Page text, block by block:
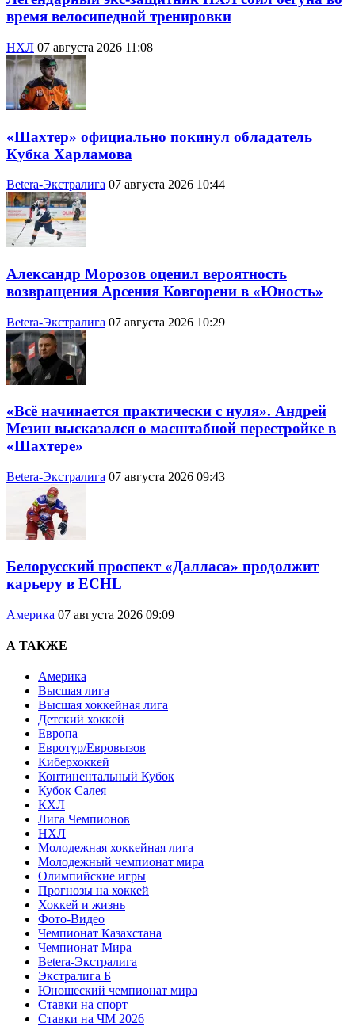
время велосипедной тренировки
НХЛ 07 августа 2026 11:08
«Шахтер» официально покинул обладатель
Кубка Харламова
Betera-Экстралига 07 августа 2026 10:44
Александр Морозов оценил вероятность
возвращения Арсения Ковгорени в «Юность»
Betera-Экстралига 07 августа 2026 10:29
«Всё начинается практически с нуля». Андрей
Мезин высказался о масштабной перестройке в
«Шахтере»
Betera-Экстралига 07 августа 2026 09:43
Белорусский проспект «Далласа» продолжит
карьеру в ECHL
Америка 07 августа 2026 09:09
А ТАКЖЕ
Америка
Высшая лига
Высшая хоккейная лига
Детский хоккей
Европа
Евротур/Евровызов
Киберхоккей
Континентальный Кубок
Кубок Салея
КХЛ
Лига Чемпионов
НХЛ
Молодежная хоккейная лига
Молодежный чемпионат мира
Олимпийские игры
Прогнозы на хоккей
Хоккей и жизнь
Фото-Видео
Чемпионат Казахстана
Чемпионат Мира
Betera-Экстралига
Экстралига Б
Юношеский чемпионат мира
Ставки на спорт
Ставки на ЧМ 2026